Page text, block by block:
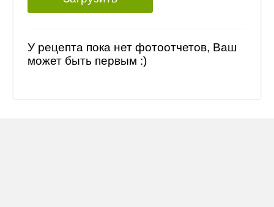
У рецепта пока нет фотоотчетов, Ваш
может быть первым :)